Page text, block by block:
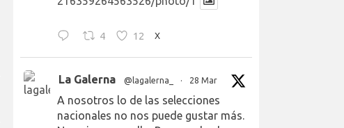
4 12 X
La Galerna @lagalerna_ · 28 Mar
A nosotros lo de las selecciones
nacionales no nos puede gustar más.